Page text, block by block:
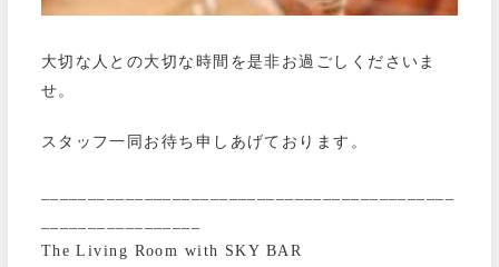
大切な人との大切な時間を是非お過ごしくださいま
せ。
スタッフ一同お待ち申しあげております。
The Living Room with SKY BAR